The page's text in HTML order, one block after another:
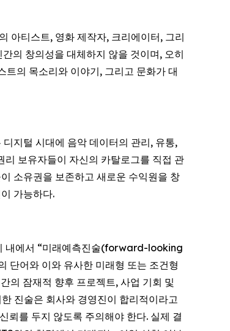
아티스트, 영화 제작자, 크리에이터, 그리
의 창의성을 대체하지 않을 것이며, 오히
의 목소리와 이야기, 그리고 문화가 대
지털 시대에 음악 데이터의 관리, 유통,
보유자들이 자신의 카탈로그를 직접 관
소유권을 보존하고 새로운 수익원을 창
가능하다.
내에서 “미래예측진술(forward-looking
어와 이와 유사한 미래형 또는 조건형
의 잠재적 향후 프로젝트, 사업 기회 및
진술은 회사와 경영진이 합리적이라고
뢰를 두지 않도록 주의해야 한다. 실제 결